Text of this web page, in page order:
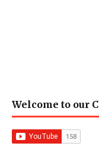
Welcome to our